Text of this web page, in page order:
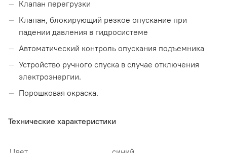
Клапан перегрузки
Клапан, блокирующий резкое опускание при
падении давления в гидросистеме
Автоматический контроль опускания подъемника
Устройство ручного спуска в случае отключения
электроэнергии.
Порошковая окраска.
Технические характеристики